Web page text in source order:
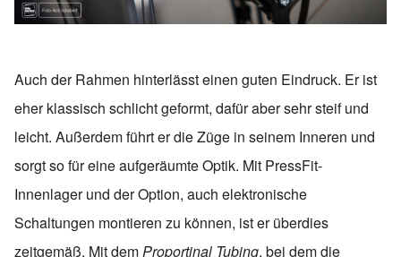
Auch der Rahmen hinterlässt einen guten Eindruck. Er ist
eher klassisch schlicht geformt, dafür aber sehr steif und
leicht. Außerdem führt er die Züge in seinem Inneren und
sorgt so für eine aufgeräumte Optik. Mit PressFit-
Innenlager und der Option, auch elektronische
Schaltungen montieren zu können, ist er überdies
zeitgemäß. Mit demProportinal Tubing, bei dem die